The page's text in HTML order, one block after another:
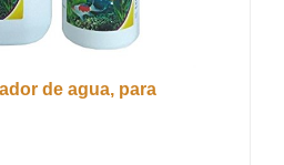
de agua, para